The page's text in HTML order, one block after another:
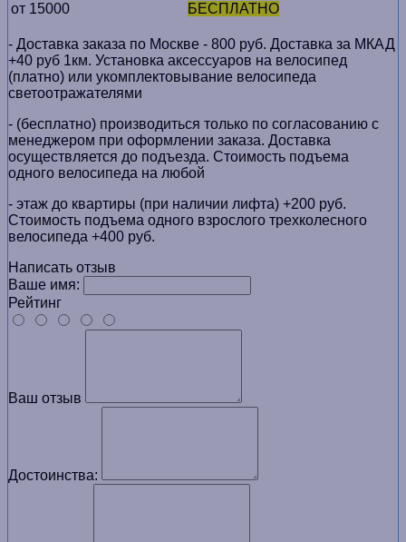
от 15000
БЕСПЛАТНО
- Доставка заказа по Москве - 800 руб. Доставка за МКАД
+40 руб 1км. Установка аксессуаров на велосипед
(платно) или укомплектовывание велосипеда
светоотражателями
- (бесплатно) производиться только по cогласованию с
менеджером при оформлении заказа. Доставка
осуществляется до подъезда. Стоимость подъема
одного велосипеда на любой
- этаж до квартиры (при наличии лифта) +200 руб.
Стоимость подъема одного взрослого трехколесного
велосипеда +400 руб.
Написать отзыв
Ваше имя:
Рейтинг
Ваш отзыв
Достоинства: